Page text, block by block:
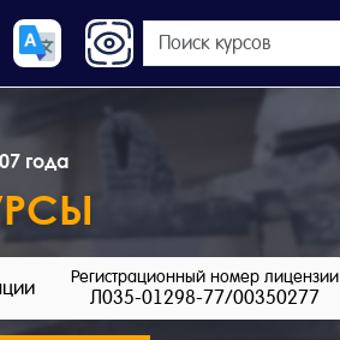
года
Регистрационный номер лицензии
Л035-01298-77/00350277